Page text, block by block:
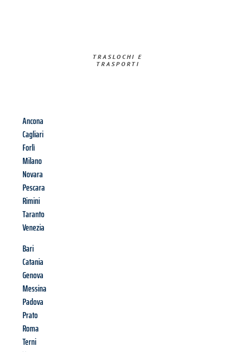
TRASLOCHI E
TRASPORTI​
Ancona
Cagliari
Forlì
Milano
Novara
Pescara
Rimini
Taranto
Venezia
Bari
Catania
Genova
Messina
Padova
Prato
Roma
Terni